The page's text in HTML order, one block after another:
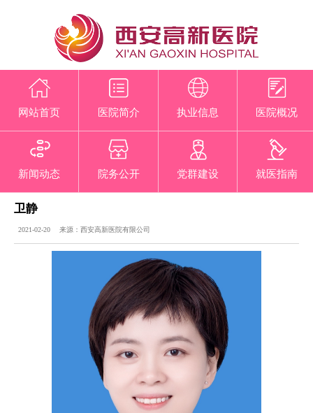
网站首页 医院简介 执业信息 医院概况
新闻动态 院务公开 党群建设 就医指南
卫静
2021-02-20 来源：西安高新医院有限公司